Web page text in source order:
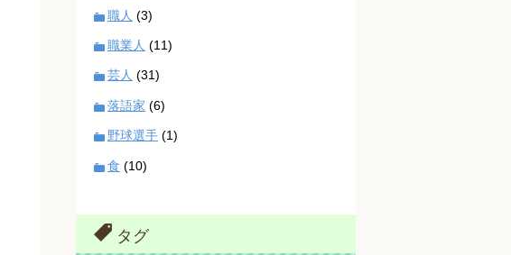
職人 (3)
職業人 (11)
芸人 (31)
落語家 (6)
野球選手 (1)
食 (10)
タグ